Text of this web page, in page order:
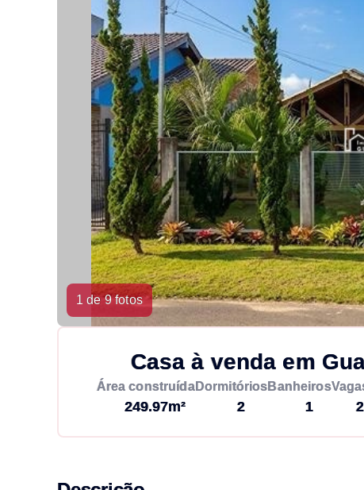
1 de 9 fotos
Casa à venda em
Área construída
249.97m²
Dormitórios
2
Banheiros
1 2